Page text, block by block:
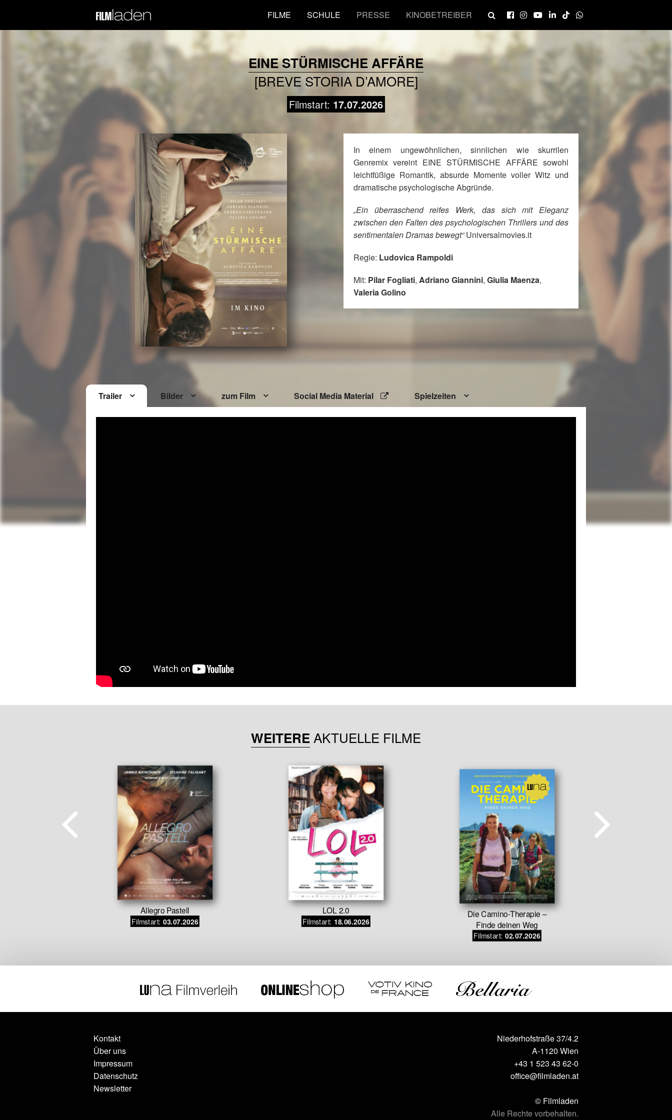
FILME SCHULE PRESSE KINOBETREIBER
EINE STÜRMISCHE AFFÄRE
[BREVE STORIA D’AMORE]
Filmstart: 17.07.2026
In einem ungewöhnlichen, sinnlichen wie skurrilen
Genremix vereint EINE STÜRMISCHE AFFÄRE sowohl
leichtfüßige Romantik, absurde Momente voller Witz und
dramatische psychologische Abgründe.
„Ein überraschend reifes Werk, das sich mit Eleganz
zwischen den Falten des psychologischen Thrillers und des
sentimentalen Dramas bewegt“Universalmovies.it
Regie: Ludovica Rampoldi
Mit: Pilar Fogliati, Adriano Giannini, Giulia Maenza,
Valeria Golino
Trailer Bilder zum Film Social Media Material Spielzeiten
WEITERE AKTUELLE FILME
Allegro Pastell
Filmstart:03.07.2026
LOL 2.0
Filmstart: 18.06.2026
Die Camino-Therapie –
Finde deinen Weg
Filmstart: 02.07.2026
Kontakt
Über uns
Impressum
Datenschutz
Newsletter
Niederhofstraße 37/4.2
A-1120 Wien
+43 1 523 43 62-0
office@filmladen.at
© Filmladen
Alle Rechte vorbehalten.